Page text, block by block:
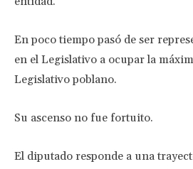
En poco tiempo pasó de ser
en el Legislativo a ocupar la
Legislativo poblano.
Su ascenso no fue fortuito.
El diputado responde a una